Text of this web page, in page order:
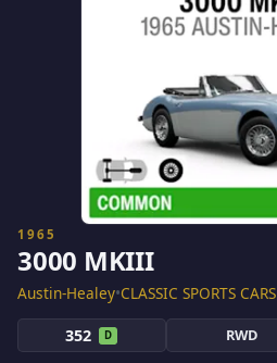
1965
3000 MKIII
Austin-Healey•CLASSIC SPORTS CARS
352 D RWD